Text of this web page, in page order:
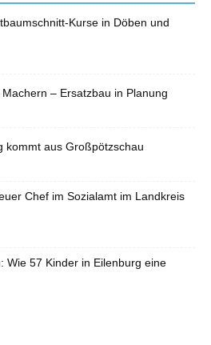
Kurse in Döben und
– Ersatzbau in Planung
kommt aus Großpötzschau
Chef im Sozialamt im Landkreis
Wie 57 Kinder in Eilenburg eine